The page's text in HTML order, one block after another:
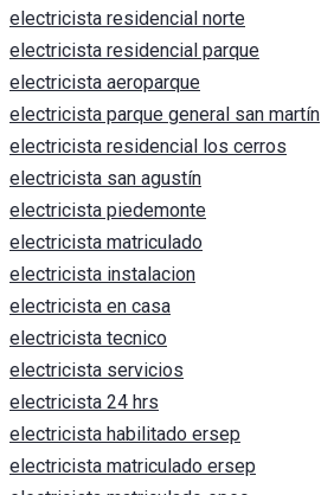
electricista residencial norte
electricista residencial parque
electricista aeroparque
electricista parque general san martín
electricista residencial los cerros
electricista san agustín
electricista piedemonte
electricista matriculado
electricista instalacion
electricista en casa
electricista tecnico
electricista servicios
electricista 24 hrs
electricista habilitado ersep
electricista matriculado ersep